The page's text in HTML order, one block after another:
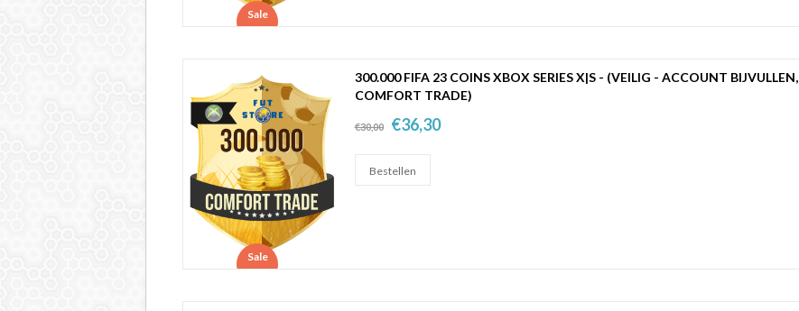
Sale
Sale
300.000 FIFA 23 COINS XBOX SERIES X|S - (VEILIG - ACCOUNT BIJVULLEN,
COMFORT TRADE)
€30,00 €36,30